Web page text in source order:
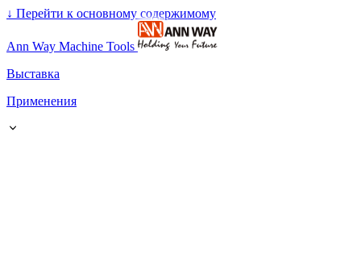
↓ Перейти к основному содержимому
Ann Way Machine Tools
Выставка
Применения